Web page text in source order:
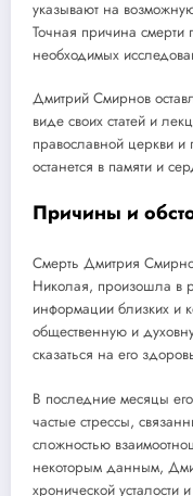
указывают на
Точная причина смерти
необходимых
Дмитрий Смирнов
виде своих статей и
православной церкви
останется в памяти и
Причины и
Смерть Дмитрия
Николая, произошла в
информации близких и
общественную и
сказаться на его
В последние месяцы
частые стрессы,
сложностью
некоторым данным,
хронической усталости